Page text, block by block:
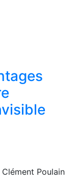
Clément Poulain